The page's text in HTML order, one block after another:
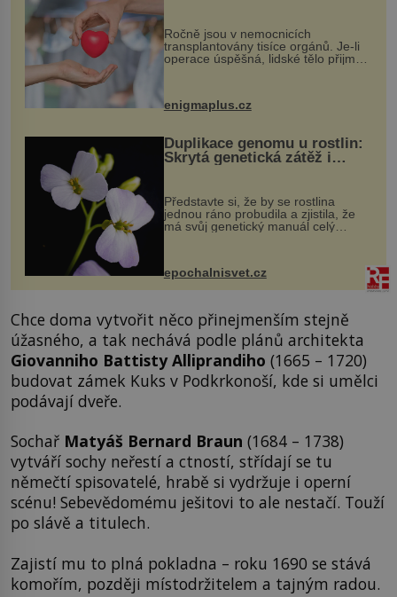
Ročně jsou v nemocnicích
transplantovány tisíce orgánů. Je-li
operace úspěšná, lidské tělo přijme
enigmaplus.cz
Duplikace genomu u rostlin:
Skrytá genetická zátěž i
Představte si, že by se rostlina
jednou ráno probudila a zjistila, že
má svůj genetický manuál celý
vstupenka...
epochalnisvet.cz
Chce doma vytvořit něco přinejmenším stejně
úžasného, a tak nechává podle plánů architekta
Giovanniho Battisty Alliprandiho (1665 – 1720)
budovat zámek Kuks v Podkrkonoší, kde si umělci
podávají dveře.
Sochař Matyáš Bernard Braun (1684 – 1738)
vytváří sochy neřestí a ctností, střídají se tu
němečtí spisovatelé, hrabě si vydržuje i operní
scénu! Sebevědomému ješitovi to ale nestačí. Touží
po slávě a titulech.
Zajistí mu to plná pokladna – roku 1690 se stává
komořím, později místodržitelem a tajným radou.